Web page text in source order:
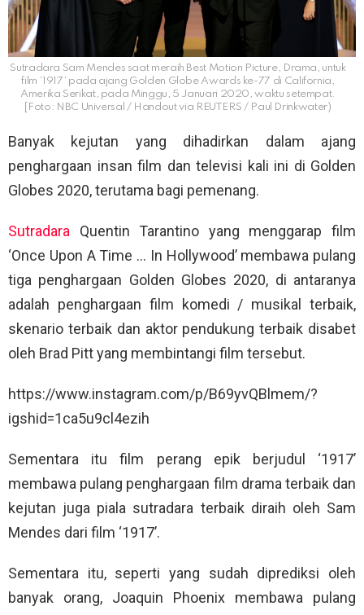
Sutradara Sam Mendes saat meraih Best Motion Picture, Drama, untuk
film ‘1917’ pada ajang Golden Globe Awards ke-77 di California,
Amerika Serikat, pada Minggu, 5 Januari 2020, waktu setempat.
[Foto: NBC Universal / Handout via REUTERS / Paul Drinkwater)
Banyak kejutan yang dihadirkan dalam ajang
penghargaan insan film dan televisi kali ini di Golden
Globes 2020, terutama bagi pemenang.
Sutradara Quentin Tarantino yang menggarap film
‘Once Upon A Time … In Hollywood’ membawa pulang
tiga penghargaan Golden Globes 2020, di antaranya
adalah penghargaan film komedi / musikal terbaik,
skenario terbaik dan aktor pendukung terbaik disabet
oleh Brad Pitt yang membintangi film tersebut.
https://www.instagram.com/p/B69yvQBlmem/?
igshid=1ca5u9cl4ezih
Sementara itu film perang epik berjudul ‘1917’
membawa pulang penghargaan film drama terbaik dan
kejutan juga piala sutradara terbaik diraih oleh Sam
Mendes dari film ‘1917’.
Sementara itu, seperti yang sudah diprediksi oleh
banyak orang, Joaquin Phoenix membawa pulang